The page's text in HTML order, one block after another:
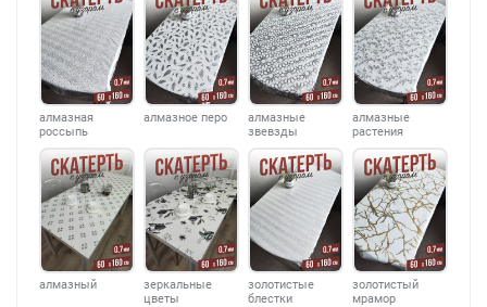
алмазная
россыпь
алмазное перо
алмазные
звевзды
алмазные
растения
алмазный
зеркальные
цветы
золотистые
блестки
золотистый
мрамор